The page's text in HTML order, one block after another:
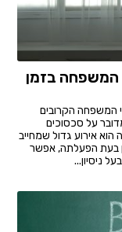
המשפחה בזמן
המשפחה הקרובים
על סכסוכים
הוא אירוע גדול שמחייב
בעת הפעלתה, אפשר
ניסיון...